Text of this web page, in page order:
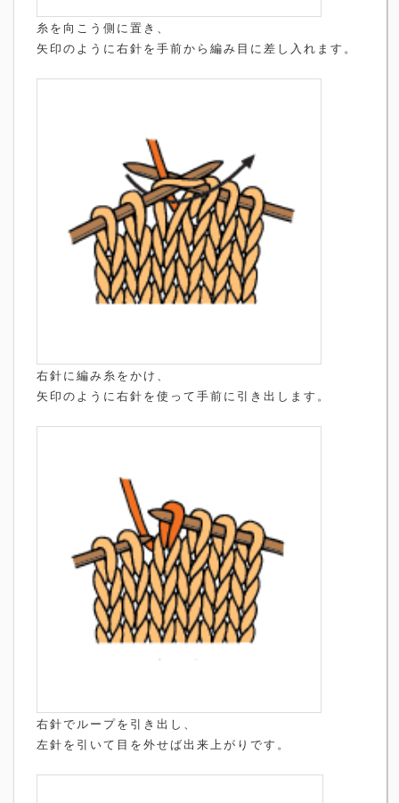
糸を向こう側に置き、
矢印のように右針を手前から編み目に差し入れます。
右針に編み糸をかけ、
矢印のように右針を使って手前に引き出します。
右針でループを引き出し、
左針を引いて目を外せば出来上がりです。